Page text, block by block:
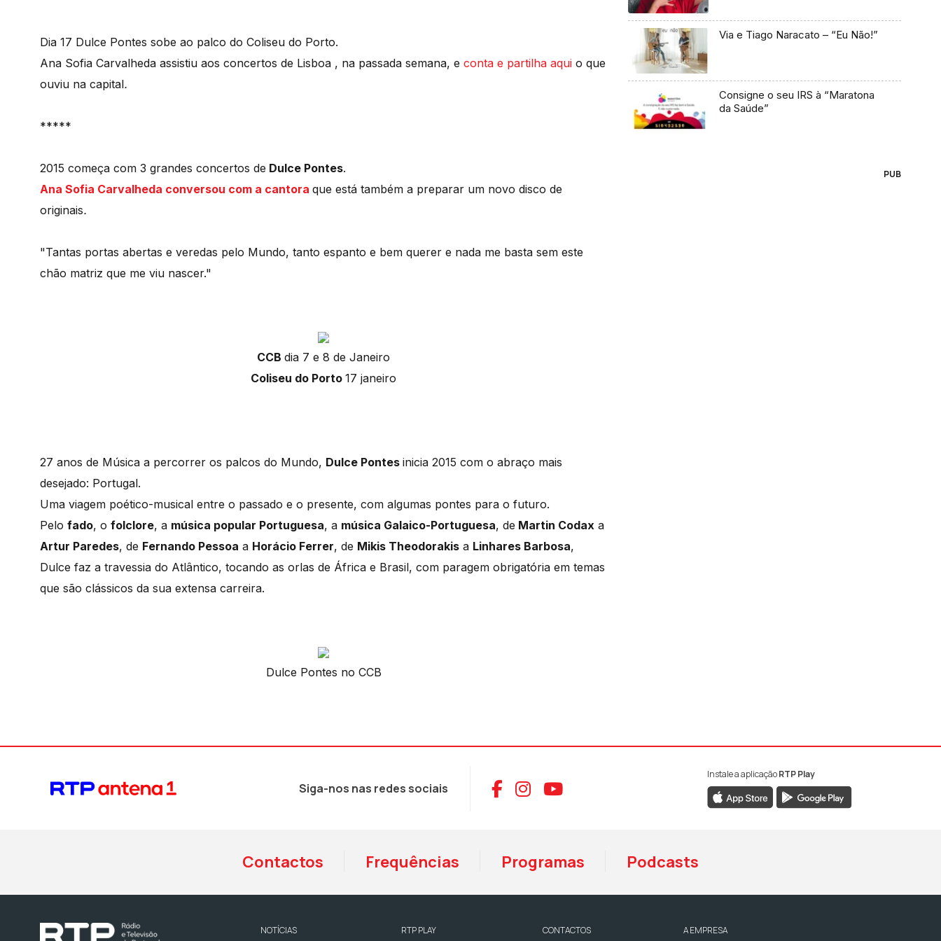
Dia 17 Dulce Pontes sobe ao palco do Coliseu do Porto.
Ana Sofia Carvalheda assistiu aos concertos de Lisboa , na passada semana, e conta e partilha aqui o que
ouviu na capital.
*****
2015 começa com 3 grandes concertos de Dulce Pontes.
Ana Sofia Carvalheda conversou com a cantora que está também a preparar um novo disco de
originais.
"Tantas portas abertas e veredas pelo Mundo, tanto espanto e bem querer e nada me basta sem este
chão matriz que me viu nascer."
CCB dia 7 e 8 de Janeiro
Coliseu do Porto 17 janeiro
27 anos de Música a percorrer os palcos do Mundo, Dulce Pontes inicia 2015 com o abraço mais
desejado: Portugal.
Uma viagem poético-musical entre o passado e o presente, com algumas pontes para o futuro.
Pelo fado, o folclore, a música popular Portuguesa, a música Galaico-Portuguesa, de Martin Codax a
Artur Paredes, de Fernando Pessoa a Horácio Ferrer, de Mikis Theodorakis a Linhares Barbosa,
Dulce faz a travessia do Atlântico, tocando as orlas de África e Brasil, com paragem obrigatória em temas
que são clássicos da sua extensa carreira.
Dulce Pontes no CCB
Via e Tiago Naracato – “Eu Não!”
Consigne o seu IRS à “Maratona
da Saúde”
PUB
Siga-nos nas redes sociais Aceder ao Facebook da RTP Antena 1
Aceder ao Instagram da RTP Antena 1
Aceder ao YouTube da RTP Antena 1
Instale a aplicaçãoRTP Play
Contactos Frequências Programas Podcasts
NOTÍCIAS
RTP PLAY
CONTACTOS
A EMPRESA